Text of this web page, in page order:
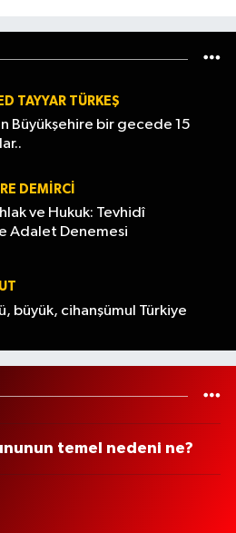
TAYYAR TÜRKEŞ
Büyükşehire bir gecede 15
DEMIRCI
ve Hukuk: Tevhidî
Adalet Denemesi
büyük, cihanşümul Türkiye
temel nedeni ne?